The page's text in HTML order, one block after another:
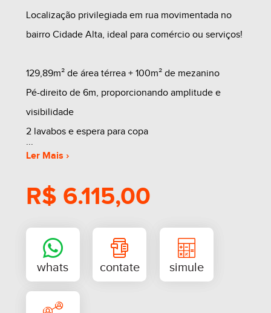
Localização privilegiada em rua movimentada no
bairro Cidade Alta, ideal para comércio ou serviços!
129,89m² de área térrea + 100m² de mezanino
Pé-direito de 6m, proporcionando amplitude e
visibilidade
2 lavabos e espera para copa
Fachada imponente para destacar sua marca
Excelente oportunidade para o seu negócio em
uma região de grande circulação!
Entre em contato para mais informações e agende
uma visita!
Ler Mais ›
R$ 6.115,00